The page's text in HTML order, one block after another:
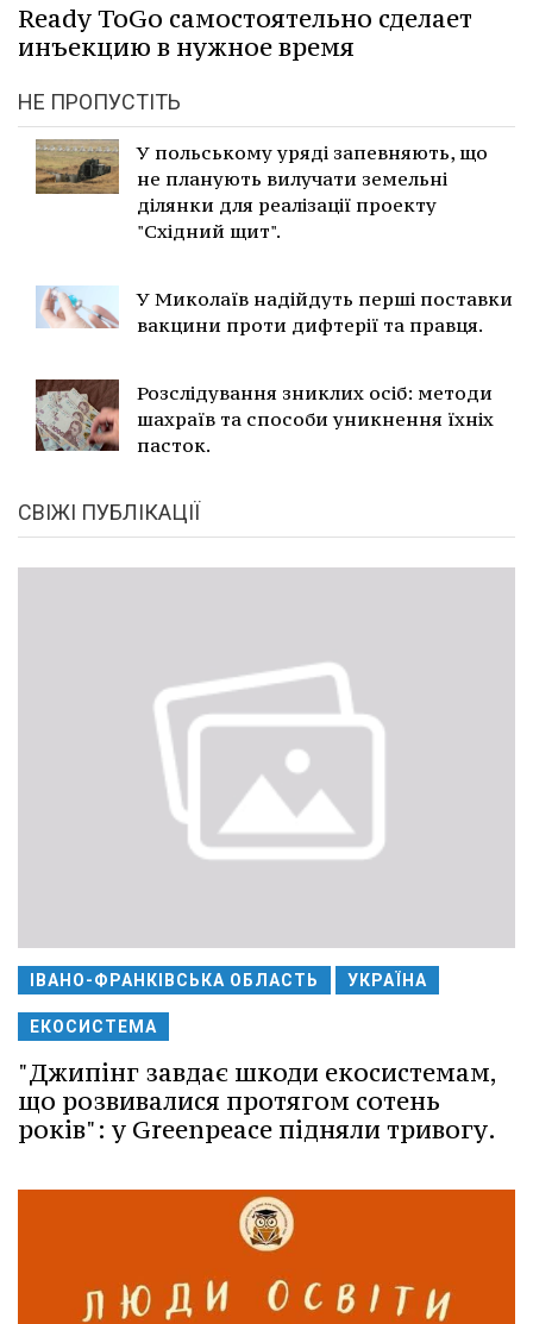
Ready ToGo самостоятельно сделает
инъекцию в нужное время
НЕ ПРОПУСТІТЬ
У польському уряді запевняють, що
не планують вилучати земельні
ділянки для реалізації проекту
"Східний щит".
У Миколаїв надійдуть перші поставки
вакцини проти дифтерії та правця.
Розслідування зниклих осіб: методи
шахраїв та способи уникнення їхніх
пасток.
СВІЖІ ПУБЛІКАЦІЇ
ІВАНО-ФРАНКІВСЬКА ОБЛАСТЬ УКРАЇНА
ЕКОСИСТЕМА
"Джипінг завдає шкоди екосистемам,
що розвивалися протягом сотень
років": у Greenpeace підняли тривогу.